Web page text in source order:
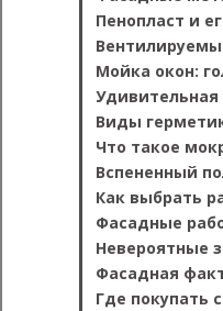
Пенопласт и
Мойка окон:
Удивительная
Виды
Что такое
Вспененный
Как выбрать
Фасадные
Невероятные
Фасадная
Где покупать